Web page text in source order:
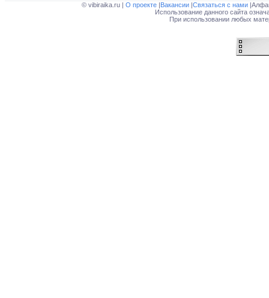
© vibiraika.ru | О проекте |Вакансии |Связаться с нами
Использование данного сайта
При использовании любых